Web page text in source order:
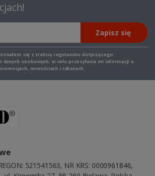
Zapisz się
się z treścią regulaminu dotyczącego
danych osobowych, w celu przesyłania mi informacji o
nowościach i rabatach.
521541563, NR KRS: 0000961846,